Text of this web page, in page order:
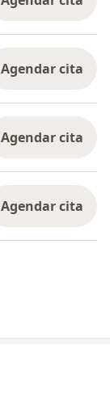
Agendar cita
Agendar cita
Agendar cita